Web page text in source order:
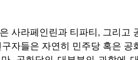
사라페인린과 티파티, 그리고
자들은 자연히 민주당 혹은 공